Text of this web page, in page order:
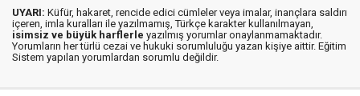
UYARI: Küfür, hakaret, rencide edici cümleler veya imalar, inançlara saldırı
içeren, imla kuralları ile yazılmamış, Türkçe karakter kullanılmayan,
isimsiz ve büyük harflerle yazılmış yorumlar onaylanmamaktadır.
Yorumların her türlü cezai ve hukuki sorumluluğu yazan kişiye aittir. Eğitim
Sistem yapılan yorumlardan sorumlu değildir.